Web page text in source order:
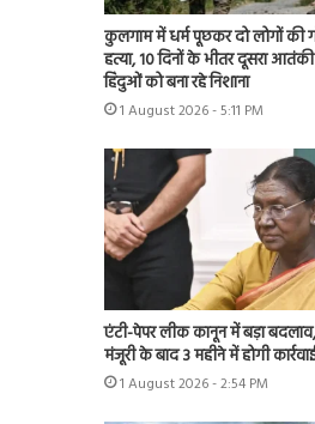
कुलगाम में धर्म पूछकर दो लोगों की
हत्या, 10 दिनों के भीतर दूसरा
हिंदुओं को बना रहे निशाना
1 August 2026 - 5:11 PM
एंटी-पेपर लीक कानून में बड़ा बदलाव,
मंजूरी के बाद 3 महीने में होगी कार्रवाई
1 August 2026 - 2:54 PM